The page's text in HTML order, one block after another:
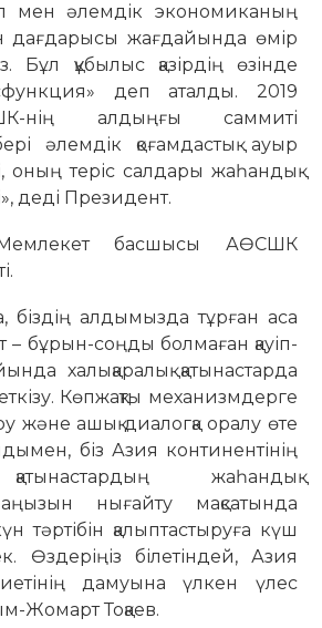
мен әлемдік экономиканың
дағдарысы жағдайында өмір
Бұл құбылыс қазірдің өзінде
деп аталды. 2019
нің алдыңғы саммиті
әлемдік қоғамдастық ауыр
оның теріс салдары жаһандық
деді Президент.
басшысы АӨСШК
алдымызда тұрған аса
бұрын-соңды болмаған қауіп-
халықаралық қатынастарда
жеткізу. Көпжақты механизмдерге
және ашық диалогқа оралу өте
біз Азия континентінің
жаһандық
нығайту мақсатында
тәртібін қалыптастыруға күш
Өздеріңіз білетіндей, Азия
дамуына үлкен үлес
Жомарт Тоқаев.